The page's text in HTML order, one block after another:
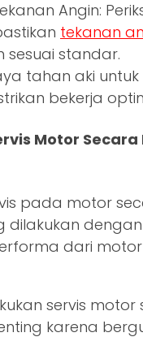
Angin:
tekanan
sesuai standar.
tahan aki
bekerja
Motor Secara
pada motor
dilakukan
dari
servis
karena